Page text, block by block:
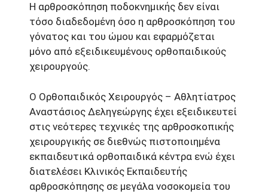
Η αρθροσκόπηση ποδοκνημικής δεν είναι
τόσο διαδεδομένη όσο η αρθροσκόπηση του
γόνατος και του ώμου και εφαρμόζεται
μόνο από εξειδικευμένους ορθοπαιδικούς
χειρουργούς.
Ο Ορθοπαιδικός Χειρουργός – Αθλητίατρος
Αναστάσιος Δεληγεώργης έχει εξειδικευτεί
στις νεότερες τεχνικές της αρθροσκοπικής
χειρουργικής σε διεθνώς πιστοποιημένα
εκπαιδευτικά ορθοπαιδικά κέντρα ενώ έχει
διατελέσει Κλινικός Εκπαιδευτής
αρθροσκόπησης σε μεγάλα νοσοκομεία του